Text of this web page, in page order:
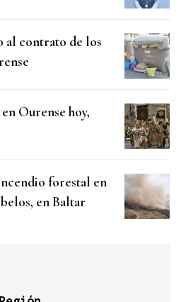
contrato de los
Ourense hoy,
forestal en
en Baltar